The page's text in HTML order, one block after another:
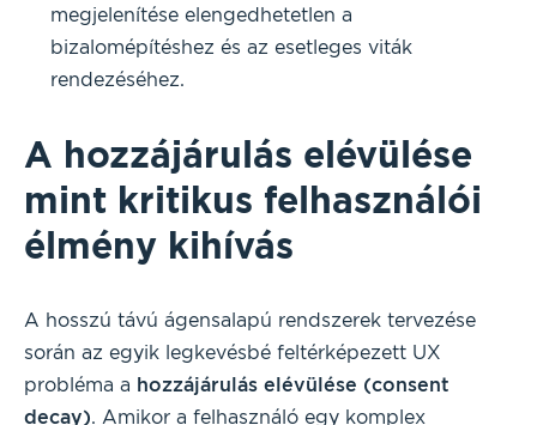
megjelenítése elengedhetetlen a
bizalomépítéshez és az esetleges viták
rendezéséhez.
A hozzájárulás elévülése
mint kritikus felhasználói
élmény kihívás
A hosszú távú ágensalapú rendszerek tervezése
során az egyik legkevésbé feltérképezett UX
probléma a hozzájárulás elévülése (consent
decay). Amikor a felhasználó egy komplex